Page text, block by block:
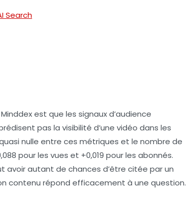
Search
est que les signaux d’audience
pas la visibilité d’une vidéo dans les
nulle entre ces métriques et le nombre de
pour les vues et +0,019 pour les abonnés.
avoir autant de chances d’être citée par un
contenu répond efficacement à une question.